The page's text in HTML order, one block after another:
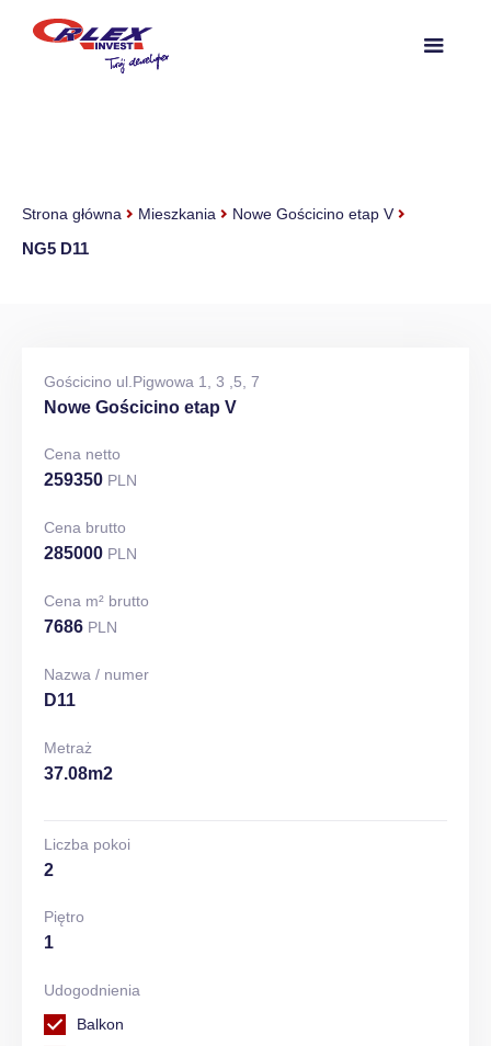
Strona główna Mieszkania Nowe Gościcino etap V
NG5 D11
Gościcino ul.Pigwowa 1, 3 ,5, 7
Nowe Gościcino etap V
Cena netto
259350 PLN
Cena brutto
285000 PLN
Cena m² brutto
7686 PLN
Nazwa / numer
D11
Metraż
37.08m2
Liczba pokoi
2
Piętro
1
Udogodnienia
Balkon